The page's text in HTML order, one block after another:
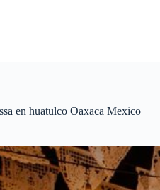
en huatulco Oaxaca Mexico